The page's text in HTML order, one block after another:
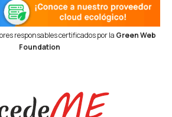
responsables certificados por la Green Web
Foundation